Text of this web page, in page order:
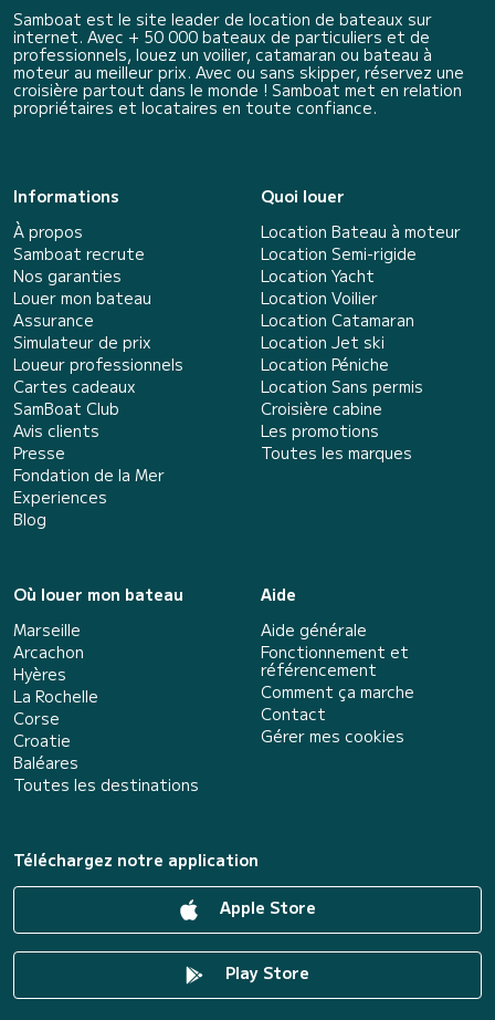
Samboat est le site leader de location de bateaux sur
internet. Avec + 50 000 bateaux de particuliers et de
professionnels, louez un voilier, catamaran ou bateau à
moteur au meilleur prix. Avec ou sans skipper, réservez une
croisière partout dans le monde ! Samboat met en relation
propriétaires et locataires en toute confiance.
Informations
À propos
Samboat recrute
Nos garanties
Louer mon bateau
Assurance
Simulateur de prix
Loueur professionnels
Cartes cadeaux
SamBoat Club
Avis clients
Presse
Fondation de la Mer
Experiences
Blog
Quoi louer
Location Bateau à moteur
Location Semi-rigide
Location Yacht
Location Voilier
Location Catamaran
Location Jet ski
Location Péniche
Location Sans permis
Croisière cabine
Les promotions
Toutes les marques
Où louer mon bateau
Marseille
Arcachon
Hyères
La Rochelle
Corse
Croatie
Baléares
Toutes les destinations
Aide
Aide générale
Fonctionnement et
référencement
Comment ça marche
Contact
Gérer mes cookies
Téléchargez notre application
Apple Store
Play Store